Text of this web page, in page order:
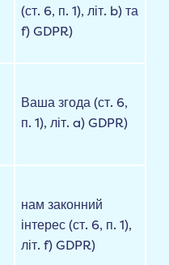
(ст. 6, п. 1), літ. b) та
f) GDPR)
Ваша згода (ст. 6,
п. 1), літ. a) GDPR)
нам законний
інтерес (ст. 6, п. 1),
літ. f) GDPR)